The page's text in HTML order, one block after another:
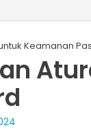
Keamanan